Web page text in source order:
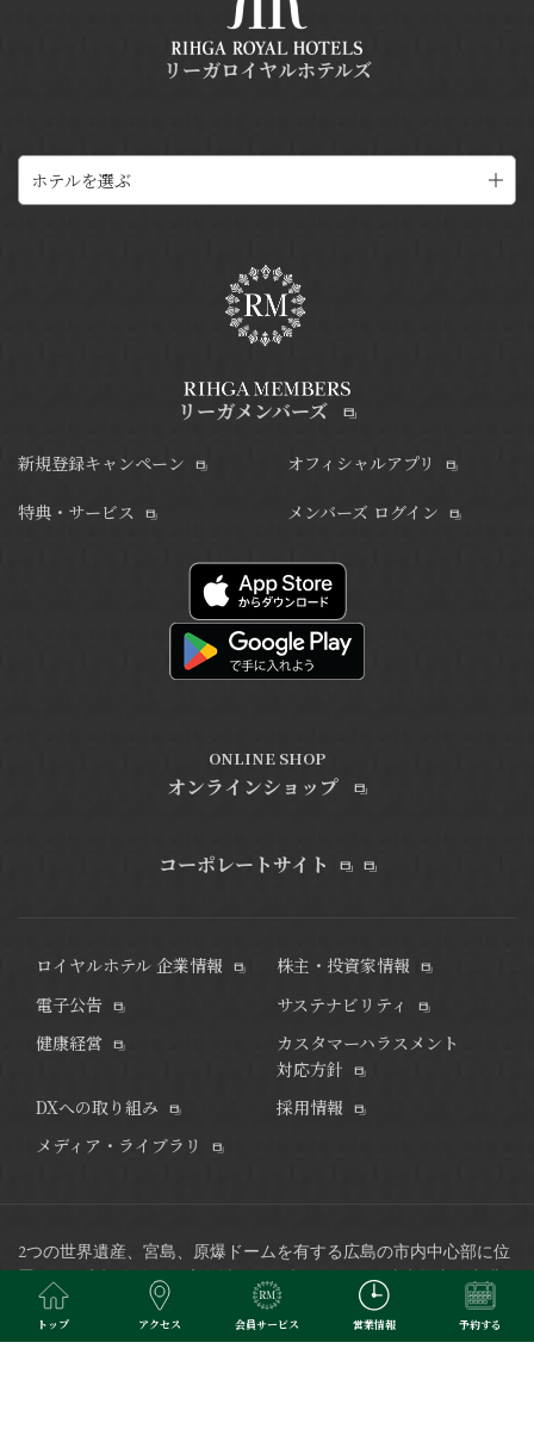
リーガロイヤルホテルズ
ホテルを選ぶ
リーガメンバーズ
新規登録キャンペーン
特典・サービス
オフィシャルアプリ
メンバーズ ログイン
ONLINE SHOP
オンラインショップ
コーポレートサイト
ロイヤルホテル 企業情報
株主・投資家情報
電子公告
サステナビリティ
健康経営
カスタマーハラスメント
対応方針
DXへの取り組み
採用情報
メディア・ライブラリ
2つの世界遺産、宮島、原爆ドームを有する広島の市内中心部に位
置し、平和記念公園や広島城など観光スポットも徒歩圏内、空港
リムジンバス発着のバスセンターにも隣接した好立地で、ビジネ
スにも最適なホテルです。
トップ アクセス 会員サービス 営業情報 予約する